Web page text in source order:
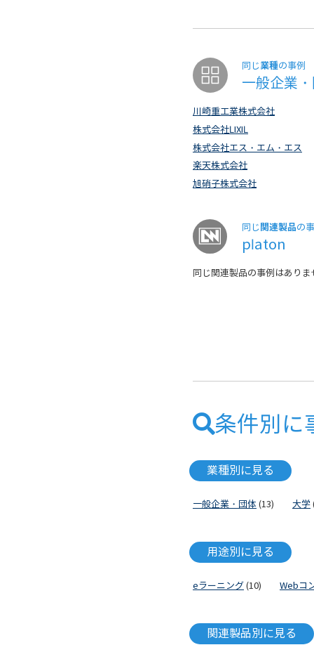
同じ業種の事例
一般企業
川崎重工業株式会社
株式会社LIXIL
株式会社エス・エム・エス
楽天株式会社
旭硝子株式会社
同じ 関連製品の
platon
同じ関連製品の事例はありま
条件別に
業種別に見る
一般企業・団体 (13) 大学
用途別に見る
eラーニング (10) Webコ
関連製品別に見る